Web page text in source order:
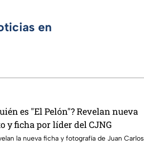
en
es "El Pelón"? Revelan nueva
y ficha por líder del CJNG
la nueva ficha y fotografía de Juan Carlos